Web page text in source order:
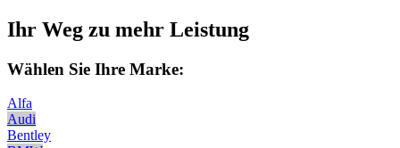
Ihr Weg zu mehr Leistung
Wählen Sie Ihre Marke:
Alfa
Audi
Bentley